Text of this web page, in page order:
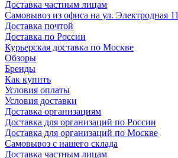
Доставка частным лицам
Самовывоз из офиса на ул. Электродная 11
Доставка почтой
Доставка по России
Курьерская доставка по Москве
Обзоры
Бренды
Как купить
Условия оплаты
Условия доставки
Доставка организациям
Доставка для организаций по России
Доставка для организаций по Москве
Самовывоз с нашего склада
Доставка частным лицам